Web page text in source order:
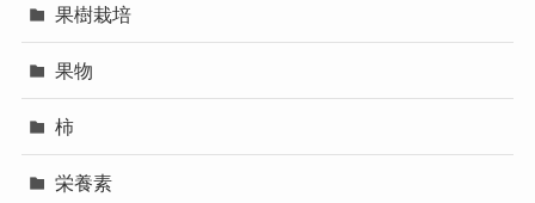
果樹栽培
果物
柿
栄養素